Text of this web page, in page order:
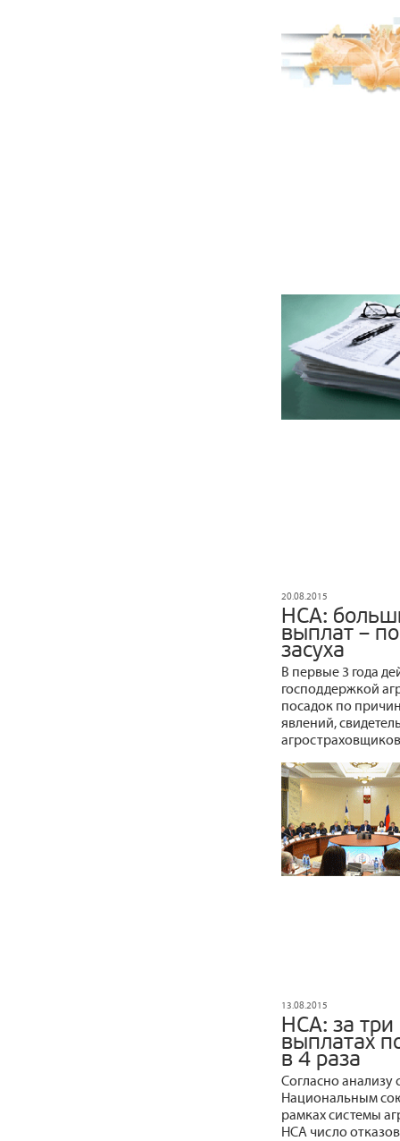
20.08.2015
НСА:
выплат –
засуха
В первые 3 года
господдержкой
посадок по
явлений,
13.08.2015
НСА: за три
выплатах
в 4 раза
Согласно анализу
Национальным
рамках системы
НСА число